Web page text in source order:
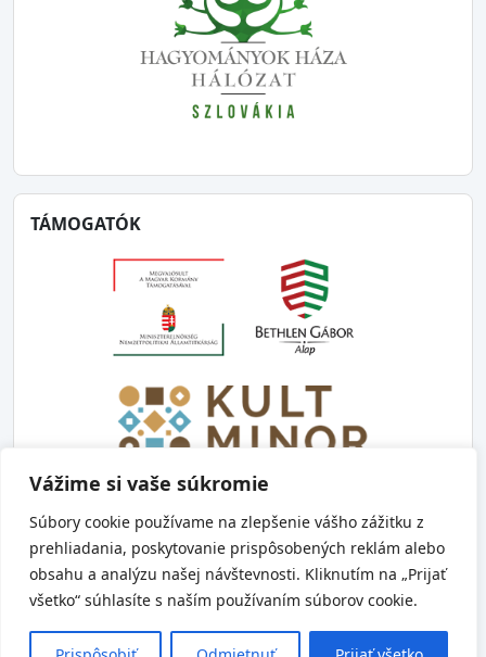
Vážime si vaše súkromie
Súbory cookie používame na zlepšenie vášho zážitku z
prehliadania, poskytovanie prispôsobených reklám alebo
obsahu a analýzu našej návštevnosti. Kliknutím na „Prijať
všetko“ súhlasíte s naším používaním súborov cookie.
TÁMOGATÓK
Copyright © 2019 - 2024 Szlovákiai Magyar Adatbank -
Digitális Emlékezet | Databanka Maďarov na Slovensku
- Digitálna pamäť - web byPixel